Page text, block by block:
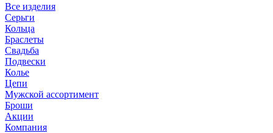
Все изделия
Серьги
Кольца
Браслеты
Свадьба
Подвески
Колье
Цепи
Мужской ассортимент
Броши
Акции
Компания